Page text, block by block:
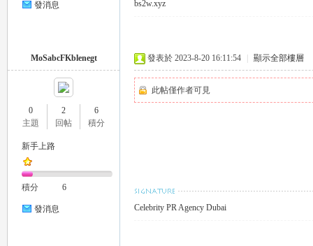
發消息 bs2w.xyz
MoSabcFKblenegt
0
主題
2
回帖
6
積分
新手上路
積分 6
發消息
發表於 2023-8-20 16:11:54 顯示全部樓層
此帖僅作者可見
Celebrity PR Agency Dubai